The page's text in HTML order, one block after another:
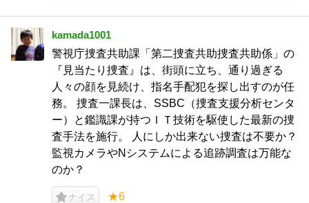
kamada1001
警視庁捜査共助課「第二捜査共助捜査共助係」の
『見当たり捜査』は、街頭に立ち、通り過ぎる
人々の顔を見続け、指名手配犯を探し出すのが任
務。 捜査一課長は、SSBC（捜査支援分析センタ
ー）と鑑識課が持つＩＴ技術を駆使した最新の捜
査手法を施行。 人にしか出来ない捜査は不要か？
監視カメラやNシステムによる追跡調査は万能な
のか？
ナイス ★6